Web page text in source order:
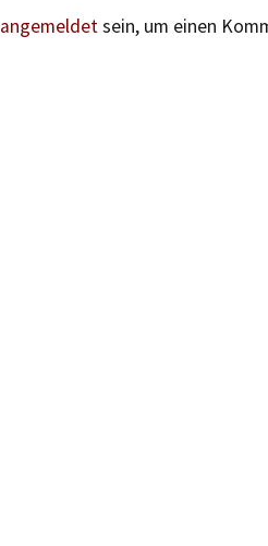
angemeldetsein, um einen